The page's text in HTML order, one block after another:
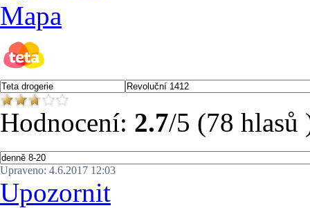
Mapa
Hodnocení: 2.7/5 (78 hlasů
Upraveno: 4.6.2017 12:03
Upozornit